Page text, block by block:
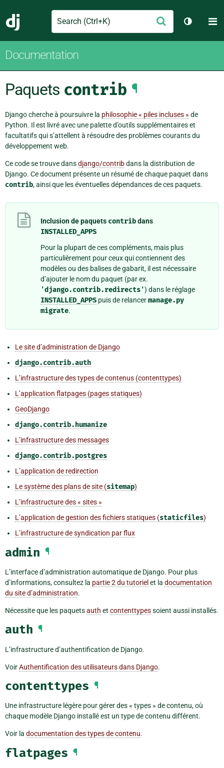
Django
Search Envoyer
Changer
Documentation
Paquets contrib ¶
Django cherche à poursuivre la philosophie « piles incluses » de
Python. Il est livré avec une palette d’outils supplémentaires et
facultatifs qui s’attellent à résoudre des problèmes courants du
développement web.
Ce code se trouve dansdjango/contribdans la distribution de
Django. Ce document présente un résumé de chaque paquet dans
contrib, ainsi que les éventuelles dépendances de ces paquets.
Inclusion de paquets contribdans
INSTALLED_APPS
Pour la plupart de ces compléments, mais plus
particulièrement pour ceux qui contiennent des
modèles ou des balises de gabarit, il est nécessaire
d’ajouter le nom du paquet (par ex.
'django.contrib.redirects') dans le réglage
INSTALLED_APPS puis de relancermanage.py
migrate.
Le site d’administration de Django
django.contrib.auth
L’infrastructure des types de contenus (contenttypes)
L’application flatpages (pages statiques)
GeoDjango
django.contrib.humanize
L’infrastructure des messages
django.contrib.postgres
L’application de redirection
Le système des plans de site (sitemap)
L’infrastructure des « sites »
L’application de gestion des fichiers statiques (staticfiles)
L’infrastructure de syndication par flux
admin ¶
L’interface d’administration automatique de Django. Pour plus
d’informations, consultez la partie 2 du tutoriel et la documentation
du site d’administration.
Nécessite que les paquetsauth et contenttypessoient aussi installés.
auth ¶
L’infrastructure d’authentification de Django.
VoirAuthentification des utilisateurs dans Django.
contenttypes ¶
Une infrastructure légère pour gérer des « types » de contenu, où
chaque modèle Django installé est un type de contenu différent.
Voir la documentation des types de contenu.
flatpages ¶